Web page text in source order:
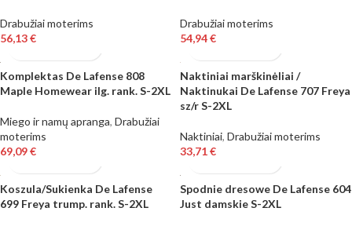
Drabužiai moterims
56,13€
Drabužiai moterims
54,94€
Komplektas De Lafense 808
Maple Homewear ilg. rank. S-2XL
Miego ir namų apranga, Drabužiai
moterims
69,09€
Naktiniai marškinėliai /
Naktinukai De Lafense 707 Freya
sz/r S-2XL
Naktiniai, Drabužiai moterims
33,71€
Koszula/Sukienka De Lafense
699 Freya trump. rank. S-2XL
Spodnie dresowe De Lafense 604
Just damskie S-2XL